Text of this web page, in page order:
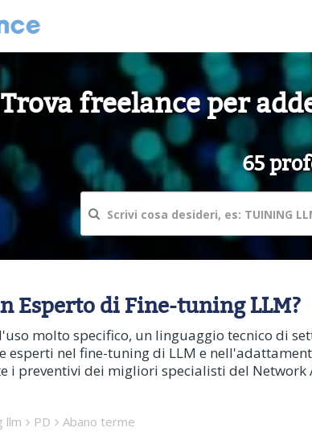
Trova freelance per
65
Esperto di Fine-tuning LLM?
molto specifico, un linguaggio tecnico di
esperti nel fine-tuning di LLM e
i preventivi dei migliori specialisti del Network
llm PD Abano terme